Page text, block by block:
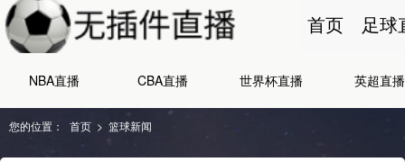
首页 足球
NBA直播 CBA直播 世界杯直播 英超直播
您的位置： 首页 > 篮球新闻